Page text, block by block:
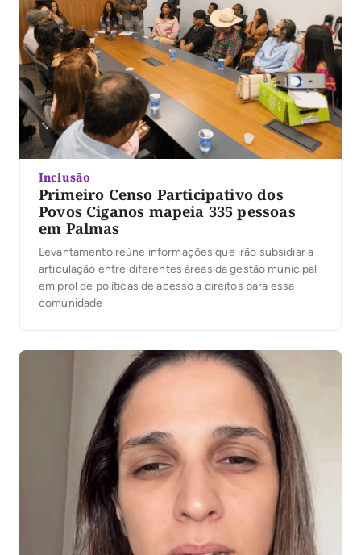
Inclusão
Primeiro Censo Participativo dos
Povos Ciganos mapeia 335 pessoas
em Palmas
Levantamento reúne informações que irão subsidiar a
articulação entre diferentes áreas da gestão municipal
em prol de políticas de acesso a direitos para essa
comunidade